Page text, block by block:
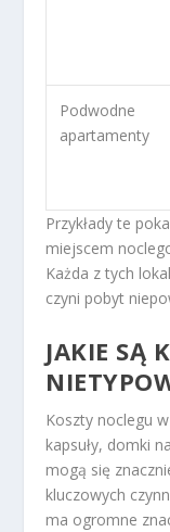
Podwodne
apartamenty
Przykłady te
miejscem
Każda z tych
czyni pobyt
JAKIE SĄ
Koszty noclegu
kapsuły, domki
mogą się
kluczowych
ma ogromne